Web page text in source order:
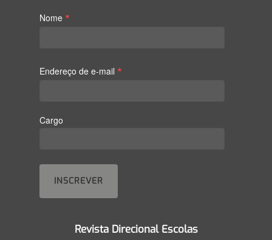
Nome *
Endereço de e-mail *
Cargo
Revista Direcional Escolas